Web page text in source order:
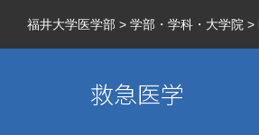
福井大学医学部 > 学部・学科・大学院 >
救急医学